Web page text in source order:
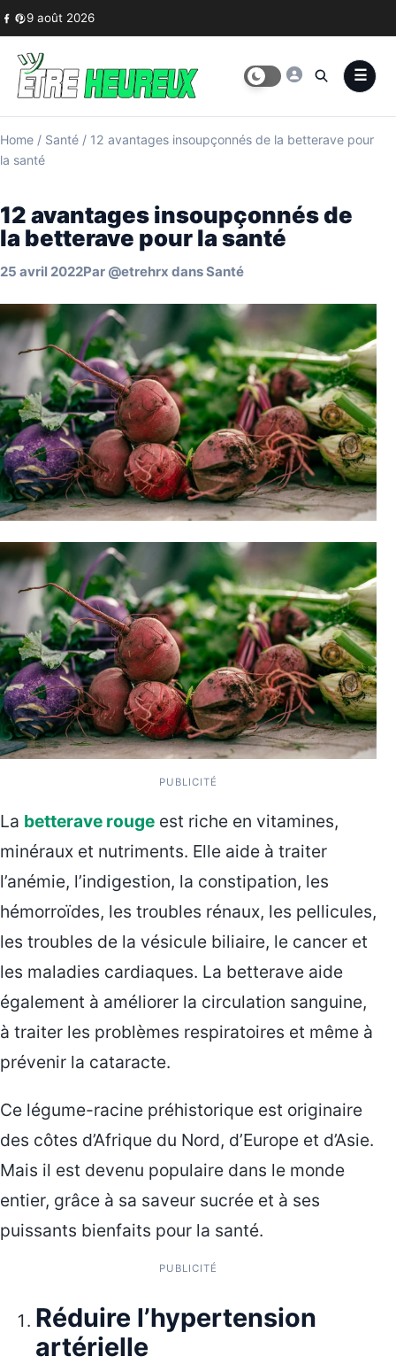
Skip to content
9 août 2026
Home / Santé / 12 avantages insoupçonnés de la betterave pour
la santé
12 avantages insoupçonnés de
la betterave pour la santé
25 avril 2022Par @etrehrx dansSanté
PUBLICITÉ
La betterave rouge est riche en vitamines,
minéraux et nutriments. Elle aide à traiter
l’anémie, l’indigestion, la constipation, les
hémorroïdes, les troubles rénaux, les pellicules,
les troubles de la vésicule biliaire, le cancer et
les maladies cardiaques. La betterave aide
également à améliorer la circulation sanguine,
à traiter les problèmes respiratoires et même à
prévenir la cataracte.
Ce légume-racine préhistorique est originaire
des côtes d’Afrique du Nord, d’Europe et d’Asie.
Mais il est devenu populaire dans le monde
entier, grâce à sa saveur sucrée et à ses
puissants bienfaits pour la santé.
PUBLICITÉ
Réduire l’hypertension
artérielle